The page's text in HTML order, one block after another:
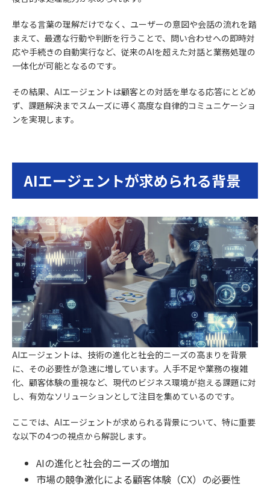
単なる言葉の理解だけでなく、ユーザーの意図や会話の流れを踏
まえて、最適な行動や判断を行うことで、問い合わせへの即時対
応や手続きの自動実行など、従来のAIを超えた対話と業務処理の
一体化が可能となるのです。
その結果、AIエージェントは顧客との対話を単なる応答にとどめ
ず、課題解決までスムーズに導く高度な自律的コミュニケーショ
ンを実現します。
AIエージェントが求められる背景
AIエージェントは、技術の進化と社会的ニーズの高まりを背景
に、その必要性が急速に増しています。人手不足や業務の複雑
化、顧客体験の重視など、現代のビジネス環境が抱える課題に対
し、有効なソリューションとして注目を集めているのです。
ここでは、AIエージェントが求められる背景について、特に重要
な以下の4つの視点から解説します。
AIの進化と社会的ニーズの増加
市場の競争激化による顧客体験（CX）の必要性